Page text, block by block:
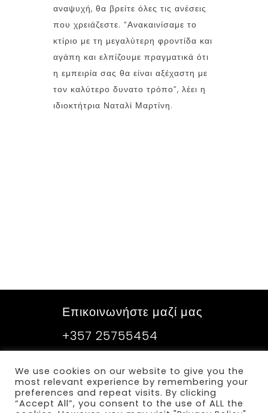
αναψυχή, θα βρείτε όλες τις ανέσεις
που χρειάζεστε. “Ανακαινίσαμε το
κτίριο με τη μεγαλύτερη φροντίδα και
αγάπη και ελπίζουμε πραγματικά ότι
η εμπειρία σας θα είναι αξέχαστη με
τον καλύτερο δυνατο τρόπο”, λέει η
ιδιοκτήτρια Ναταλί Μαρτίνη.
Επικοινωνήστε μαζί μας
+357 25755454
Sitemap
Όροι και προϋποθέσεις
We use cookies on our website to give you the
most relevant experience by remembering your
preferences and repeat visits. By clicking
“Accept All”, you consent to the use of ALL the